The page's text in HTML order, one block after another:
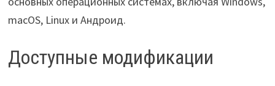
macOS, Linux и Андроид.
Доступные модификации